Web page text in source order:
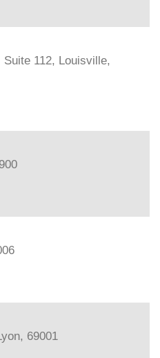
112, Louisville,
69001